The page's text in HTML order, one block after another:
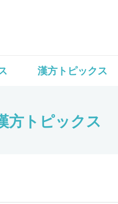
漢方トピックス
方トピックス